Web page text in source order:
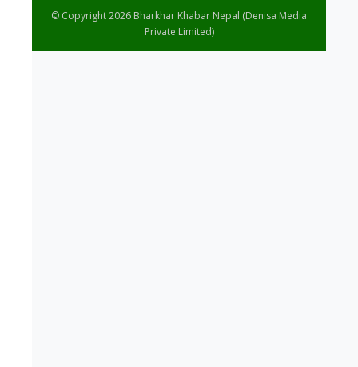
© Copyright 2026 Bharkhar Khabar Nepal (Denisa Media
Private Limited)